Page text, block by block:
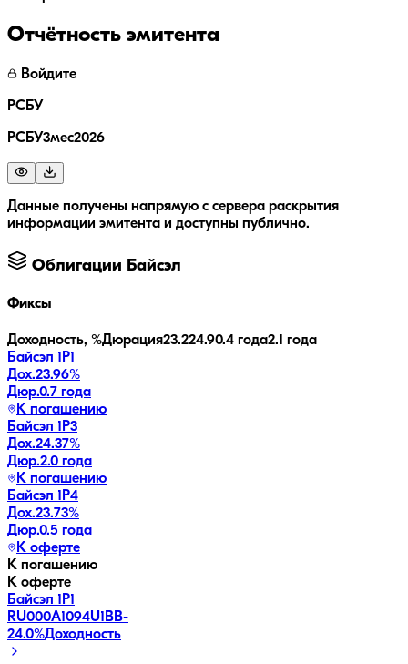
Отчётность эмитента
Войдите
РСБУ
РСБУ3мес2026
Данные получены напрямую с сервера раскрытия
информации эмитента и доступны публично.
Облигации Байсэл
Фиксы
Доходность, %Дюрация23.224.90.4 года2.1 года
Байсэл 1Р1
Дох.23.96%
Дюр.0.7 года
К погашению
Байсэл 1Р3
Дох.24.37%
Дюр.2.0 года
К погашению
Байсэл 1Р4
Дох.23.73%
Дюр.0.5 года
К оферте
К погашению
К оферте
Байсэл 1Р1
RU000A1094U1BB-
24.0%Доходность